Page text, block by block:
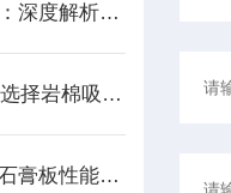
从工艺到性能：深度解析铝天花吸音板的结构优势与应用场景
2026如何科学选择岩棉吸音板：性能参数、安装工艺与场景适配
岩棉天花板与石膏板性能与应用的对比分析